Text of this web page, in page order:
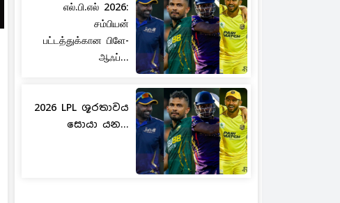
எல்.பி.எல் 2026:
சம்பியன்
பட்டத்துக்கான பிளே-
ஆஃப்...
2026 LPL ශූරතාවය
සොයා යන...